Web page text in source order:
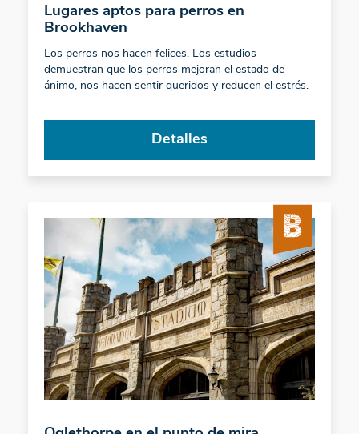
Lugares aptos para perros en
Brookhaven
Los perros nos hacen felices. Los estudios
demuestran que los perros mejoran el estado de
ánimo, nos hacen sentir queridos y reducen el estrés.
Detalles